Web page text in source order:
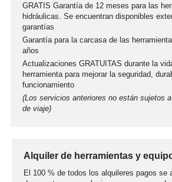
GRATIS Garantía de 12 meses para las
hidráulicas. Se encuentran disponibles
garantías
Garantía para la carcasa de las
años
Actualizaciones GRATUITAS durante la
herramienta para mejorar la seguridad,
funcionamiento
(Los servicios anteriores no están sujetos
de viaje)
Alquiler de herramientas y
El 100 % de todos los alquileres pagos se